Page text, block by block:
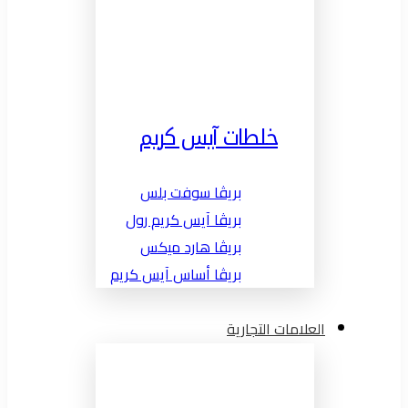
خلطات آيس كريم
بريڤا سوفت بلس
بريڤا آيس كريم رول
بريڤا هارد ميكس
بريڤا أساس آيس كريم
العلامات التجارية